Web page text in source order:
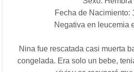
Fecha de Nacimiento:
Negativa en leucemia
Nina fue rescatada casi muerta
congelada. Era solo un bebe,